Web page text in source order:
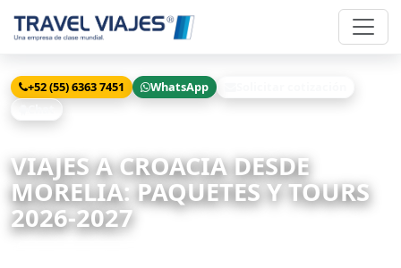
+52 (55) 6363 7451 WhatsApp
VIAJES A CROACIA DESDE
MORELIA: PAQUETES Y TOURS
2026-2027